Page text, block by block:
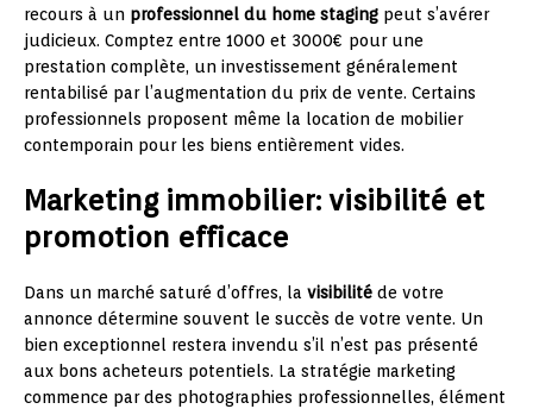
recours à un professionnel du home staging peut s’avérer
judicieux. Comptez entre 1000 et 3000€ pour une
prestation complète, un investissement généralement
rentabilisé par l’augmentation du prix de vente. Certains
professionnels proposent même la location de mobilier
contemporain pour les biens entièrement vides.
Marketing immobilier: visibilité et
promotion efficace
Dans un marché saturé d’offres, la visibilité de votre
annonce détermine souvent le succès de votre vente. Un
bien exceptionnel restera invendu s’il n’est pas présenté
aux bons acheteurs potentiels. La stratégie marketing
commence par des photographies professionnelles, élément